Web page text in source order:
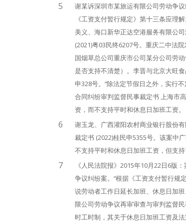
5
谢某诉深圳市某旅运有限公司劳动争
《工资支付暂行规定》第十三条应理
美义、海口新华正达空港服务有限公
(2021)粤03民终6207号。重庆二中法
国烟草总公司重庆市公司某分公司劳
是否支持不清楚）。李晋与北京大旺
申328号。“除法定节假日之外，实行
合同纠纷审判监督民事裁定书 上海市
资，而不支持平时和休息日加班工资。
6
谢玉龙、广西灌阳农村商业银行股份
裁定书 (2022)桂民申5355号。该案中
不支持平时和休息日加班工资，但支
7
《人民法院报》2015年10月22日6版
争议纠纷案。“根据《工资支付暂行规
说劳动者工作日延长加班、休息日加
限公司劳动争议再审审查与审判监督
时工时制，其关于休息日加班工资及